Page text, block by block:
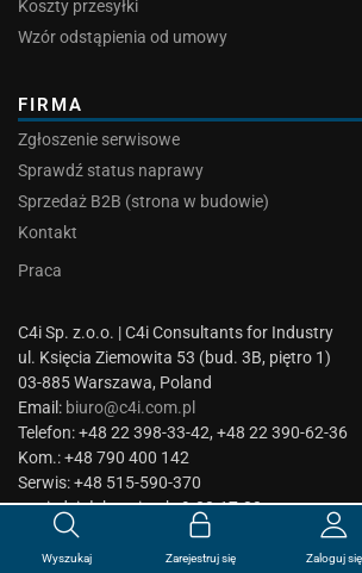
Koszty przesyłki
Wzór odstąpienia od umowy
FIRMA
Zgłoszenie serwisowe
Sprawdź status naprawy
Sprzedaż B2B (strona w budowie)
Kontakt
Praca
C4i Sp. z.o.o. | C4i Consultants for Industry
ul. Księcia Ziemowita 53 (bud. 3B, piętro 1)
03-885 Warszawa, Poland
Email: biuro@c4i.com.pl
Telefon: +48 22 398-33-42, +48 22 390-62-36
Kom.: +48 790 400 142
Serwis: +48 515-590-370
poniedziałek – piątek: 9.00-17.30
© C4i Consultants for Industry | Wszelkie
Wyszukaj Zarejestruj się Zaloguj się